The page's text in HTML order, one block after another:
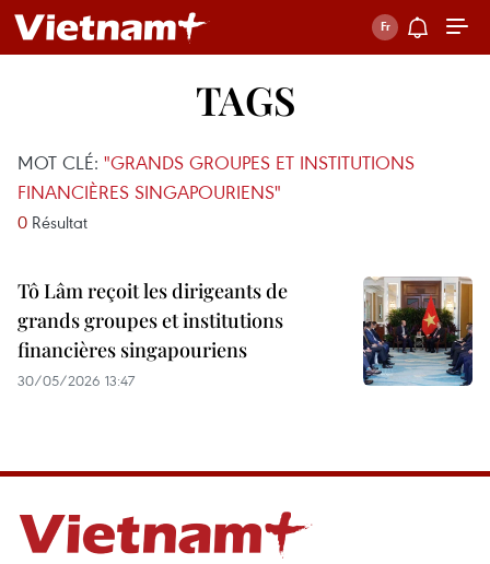
TAGS
MOT CLÉ: "GRANDS GROUPES ET INSTITUTIONS
FINANCIÈRES SINGAPOURIENS"
0 Résultat
Tô Lâm reçoit les dirigeants de
grands groupes et institutions
financières singapouriens
30/05/2026 13:47